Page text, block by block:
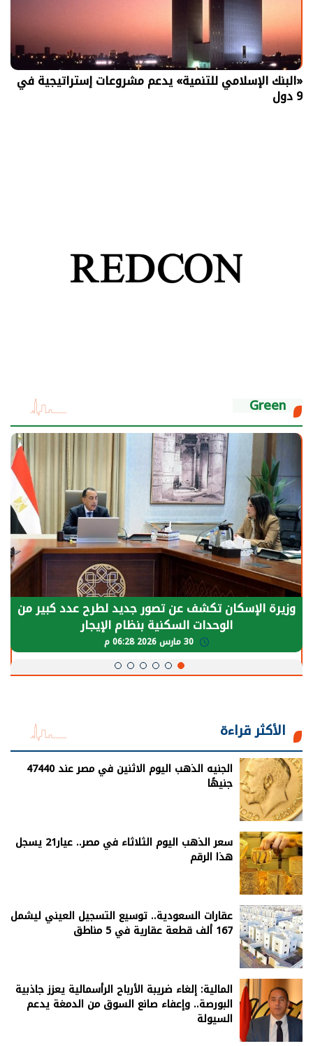
«البنك الإسلامي للتنمية» يدعم مشروعات إستراتيجية في
9 دول
Green
وزيرة الإسكان تكشف عن تصور جديد لطرح عدد كبير من
الوحدات السكنية بنظام الإيجار
الأكثر قراءة
الجنيه الذهب اليوم الاثنين في مصر عند 47440
جنيهًا
سعر الذهب اليوم الثلاثاء في مصر.. عيار21 يسجل
هذا الرقم
عقارات السعودية.. توسيع التسجيل العيني ليشمل
167 ألف قطعة عقارية في 5 مناطق
المالية: إلغاء ضريبة الأرباح الرأسمالية يعزز جاذبية
البورصة.. وإعفاء صانع السوق من الدمغة يدعم
السيولة